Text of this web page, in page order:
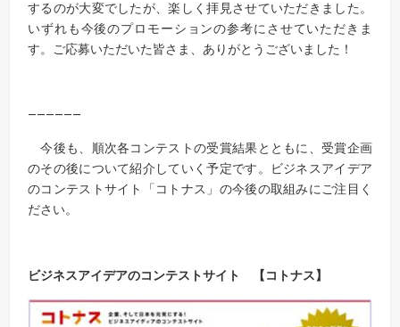
するのが大変でしたが、楽しく拝見させていただきました。
いずれも今後のプロモーションの参考にさせていただきま
す。ご応募いただいた皆さま、ありがとうございました！
——————
今後も、順次各コンテストの受賞結果とともに、受賞企画
のその後について紹介していく予定です。ビジネスアイデア
のコンテストサイト「コトナス」の今後の取組みにご注目く
ださい。
ビジネスアイデアのコンテストサイト 【コトナス】